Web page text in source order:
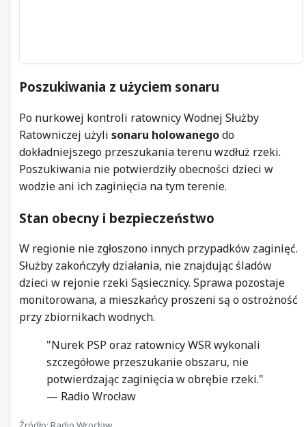
Poszukiwania z użyciem sonaru
Po nurkowej kontroli ratownicy Wodnej Służby
Ratowniczej użyli sonaru holowanegodo
dokładniejszego przeszukania terenu wzdłuż rzeki.
Poszukiwania nie potwierdziły obecności dzieci w
wodzie ani ich zaginięcia na tym terenie.
Stan obecny i bezpieczeństwo
W regionie nie zgłoszono innych przypadków zaginięć.
Służby zakończyły działania, nie znajdując śladów
dzieci w rejonie rzeki Sąsiecznicy. Sprawa pozostaje
monitorowana, a mieszkańcy proszeni są o ostrożność
przy zbiornikach wodnych.
"Nurek PSP oraz ratownicy WSR wykonali
szczegółowe przeszukanie obszaru, nie
potwierdzając zaginięcia w obrębie rzeki."
— Radio Wrocław